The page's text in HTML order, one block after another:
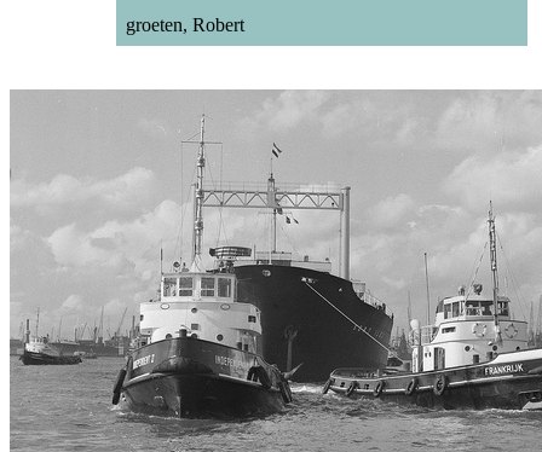
groeten, Robert